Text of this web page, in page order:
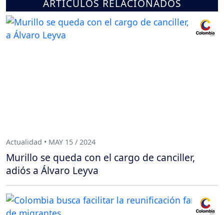
ARTÍCULOS RELACIONADOS
Actualidad • MAY 15 / 2024
Murillo se queda con el cargo de canciller,
adiós a Álvaro Leyva